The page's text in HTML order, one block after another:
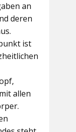
an
deren
ist
allen